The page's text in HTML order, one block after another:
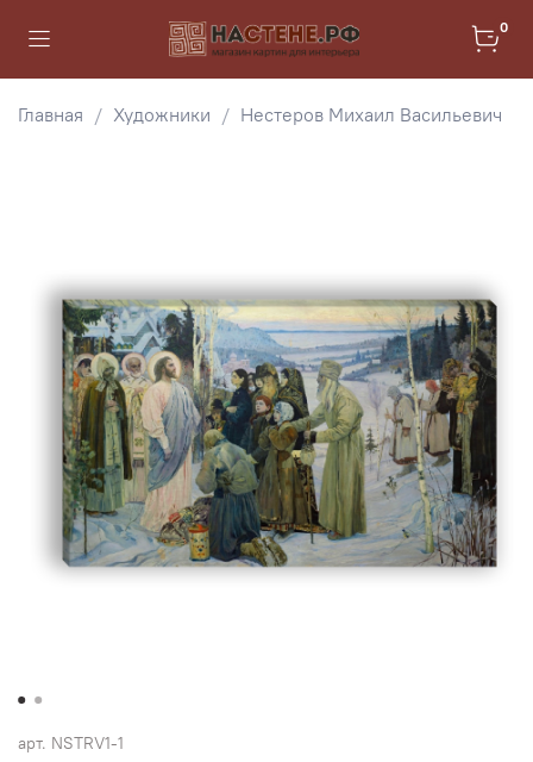
0
Главная Художники Нестеров Михаил Васильевич
арт. NSTRV1-1